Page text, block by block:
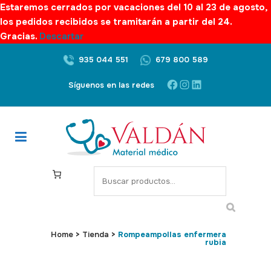
Estaremos cerrados por vacaciones del 10 al 23 de agosto,
los pedidos recibidos se tramitarán a partir del 24.
Gracias. Descartar
935 044 551 679 800 589
Síguenos en las redes Facebook
Instagram
LinkedIn
S
e
c
Home > Tienda > Rompeampollas enfermera
rubia